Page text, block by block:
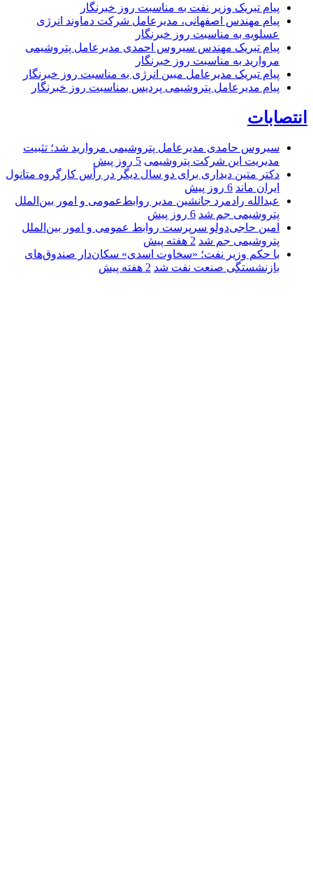
پیام تبریک وزیر نفت به مناسبت روز خبرنگار
پیام مهندس اصفهانی، مدیرعامل شرکت دماوند انرژی
عسلویه به مناسبت روز خبرنگار
پیام تبریک مهندس سیروس احمدی مدیرعامل پتروشیمی
مروارید به مناسبت روز خبرنگار
پیام تبریک مدیرعامل مبین انرژی به مناسبت روز خبرنگار
پیام مدیرعامل پتروشیمی پردیس بمناسبت روز خبرنگار
انتصابات
سیروس حامدی مدیرعامل پتروشیمی مروارید شد؛ تثبیت
مدیریت این شرکت پتروشیمی 5 روز پیش
دکتر متین دیداری برای دو سال دیگر در رأس کارگروه متانول
ایران ماند 6 روز پیش
عبدالله رادمرد جانشین مدیر روابط‌عمومی و امور بین‌الملل
پتروشیمی جم شد 6 روز پیش
امین حاجی‌دولو سرپرست روابط عمومی و امور بین‌الملل
پتروشیمی جم شد 2 هفته پیش
با حکم وزیر نفت؛ «سخاوت اسدی» سکان‌دار صندوق‌های
بازنشستگی صنعت نفت شد 2 هفته پیش